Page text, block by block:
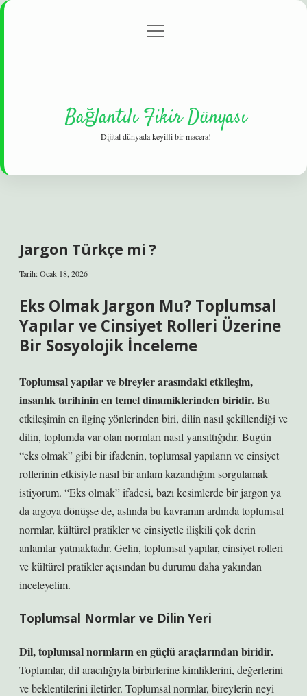
Gizlilik Politikası
menüyü
Bağlantılı Fikir Dünyası
Dijital dünyada keyifli bir macera!
Jargon Türkçe mi ?
Tarih: Ocak 18, 2026
Eks Olmak Jargon Mu? Toplumsal
Yapılar ve Cinsiyet Rolleri Üzerine
Bir Sosyolojik İnceleme
Toplumsal yapılar ve bireyler arasındaki etkileşim,
insanlık tarihinin en temel dinamiklerinden biridir.Bu
etkileşimin en ilginç yönlerinden biri, dilin nasıl şekillendiği ve
dilin, toplumda var olan normları nasıl yansıttığıdır. Bugün
“eks olmak” gibi bir ifadenin, toplumsal yapıların ve cinsiyet
rollerinin etkisiyle nasıl bir anlam kazandığını sorgulamak
istiyorum. “Eks olmak” ifadesi, bazı kesimlerde bir jargon ya
da argoya dönüşse de, aslında bu kavramın ardında toplumsal
normlar, kültürel pratikler ve cinsiyetle ilişkili çok derin
anlamlar yatmaktadır. Gelin, toplumsal yapılar, cinsiyet rolleri
ve kültürel pratikler açısından bu durumu daha yakından
inceleyelim.
Toplumsal Normlar ve Dilin Yeri
Dil, toplumsal normların en güçlü araçlarından biridir.
Toplumlar, dil aracılığıyla birbirlerine kimliklerini, değerlerini
ve beklentilerini iletirler. Toplumsal normlar, bireylerin neyi